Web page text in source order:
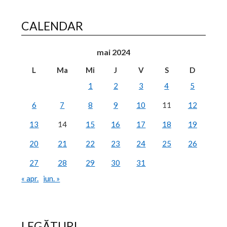
CALENDAR
mai 2024
L Ma Mi J V S
D
1
2 3 4 5
6 7 8 9 10 11 12
13 14 15 16 17 18 19
20 21 22 23 24 25 26
27 28 29 30
31
« apr. iun. »